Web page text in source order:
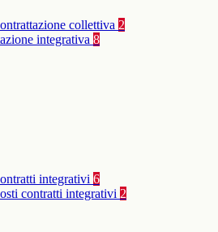
collettiva 2
integrativa 8
integrativi 6
contratti integrativi 2